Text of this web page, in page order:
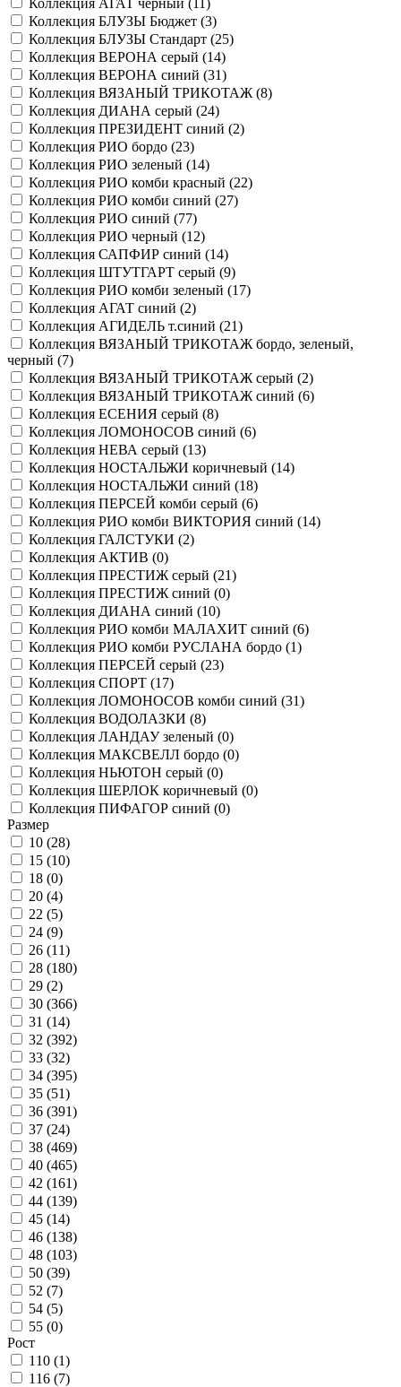
Коллекция АГАТ черный (
)
Коллекция БЛУЗЫ Бюджет (3)
Коллекция БЛУЗЫ Стандарт (25)
Коллекция ВЕРОНА серый (14)
Коллекция ВЕРОНА синий (31)
Коллекция ВЯЗАНЫЙ ТРИКОТАЖ (8)
Коллекция ДИАНА серый (24)
Коллекция ПРЕЗИДЕНТ синий (2)
Коллекция РИО бордо (23)
Коллекция РИО зеленый (14)
Коллекция РИО комби красный (22)
Коллекция РИО комби синий (27)
Коллекция РИО синий (77)
Коллекция РИО черный (12)
Коллекция САПФИР синий (14)
Коллекция ШТУТГАРТ серый (9)
Коллекция РИО комби зеленый (17)
Коллекция АГАТ синий (2)
Коллекция АГИДЕЛЬ т.синий (21)
Коллекция ВЯЗАНЫЙ ТРИКОТАЖ бордо, зеленый,
черный (7)
Коллекция ВЯЗАНЫЙ ТРИКОТАЖ серый (2)
Коллекция ВЯЗАНЫЙ ТРИКОТАЖ синий (6)
Коллекция ЕСЕНИЯ серый (8)
Коллекция ЛОМОНОСОВ синий (6)
Коллекция НЕВА серый (13)
Коллекция НОСТАЛЬЖИ коричневый (14)
Коллекция НОСТАЛЬЖИ синий (18)
Коллекция ПЕРСЕЙ комби серый (6)
Коллекция РИО комби ВИКТОРИЯ синий (14)
Коллекция ГАЛСТУКИ (2)
Коллекция АКТИВ (0)
Коллекция ПРЕСТИЖ серый (21)
Коллекция ПРЕСТИЖ синий (0)
Коллекция ДИАНА синий (10)
Коллекция РИО комби МАЛАХИТ синий (6)
Коллекция РИО комби РУСЛАНА бордо (1)
Коллекция ПЕРСЕЙ серый (23)
Коллекция СПОРТ (17)
Коллекция ЛОМОНОСОВ комби синий (31)
Коллекция ВОДОЛАЗКИ (8)
Коллекция ЛАНДАУ зеленый (0)
Коллекция МАКСВЕЛЛ бордо (0)
Коллекция НЬЮТОН серый (0)
Коллекция ШЕРЛОК коричневый (0)
Коллекция ПИФАГОР синий (0)
Размер
10 (28)
15 (10)
18 (0)
20 (4)
22 (5)
24 (9)
26 (11)
28 (180)
29 (2)
30 (366)
31 (14)
32 (392)
33 (32)
34 (395)
35 (51)
36 (391)
37 (24)
38 (469)
40 (465)
42 (161)
44 (139)
45 (14)
46 (138)
48 (103)
50 (39)
52 (7)
54 (5)
55 (0)
Рост
110 (1)
116 (7)